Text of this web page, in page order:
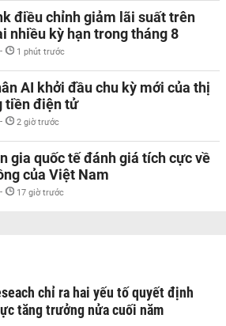
điều chỉnh giảm lãi suất trên
nhiều kỳ hạn trong tháng 8
- 1 phút trước
AI khởi đầu chu kỳ mới của thị
tiền điện tử
- 2 giờ trước
gia quốc tế đánh giá tích cực về
của Việt Nam
- 17 giờ trước
chỉ ra hai yếu tố quyết định
tăng trưởng nửa cuối năm